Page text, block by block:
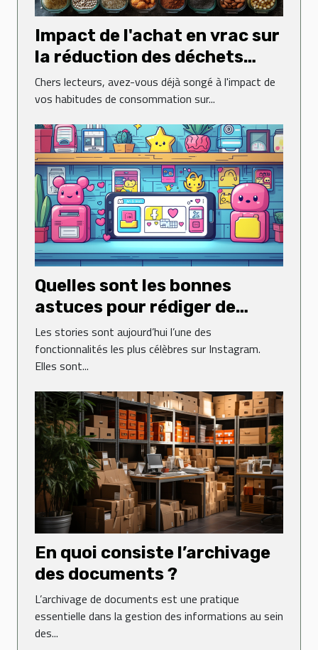
Impact de l'achat en vrac sur
la réduction des déchets
ménagers
Chers lecteurs, avez-vous déjà songé à l'impact de
vos habitudes de consommation sur...
Quelles sont les bonnes
astuces pour rédiger de
jolies stories sur Instagram ?
Les stories sont aujourd’hui l’une des
fonctionnalités les plus célèbres sur Instagram.
Elles sont...
En quoi consiste l’archivage
des documents ?
L’archivage de documents est une pratique
essentielle dans la gestion des informations au sein
des...